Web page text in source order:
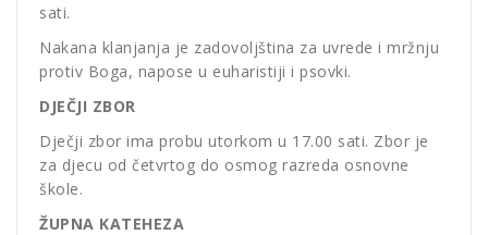
sati.
Nakana klanjanja je zadovoljština za uvrede i mržnju
protiv Boga, napose u euharistiji i psovki.
DJEČJI ZBOR
Dječji zbor ima probu utorkom u 17.00 sati. Zbor je
za djecu od četvrtog do osmog razreda osnovne
škole.
ŽUPNA KATEHEZA